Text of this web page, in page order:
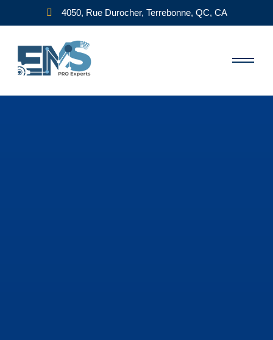
4050, Rue Durocher, Terrebonne, QC, CA